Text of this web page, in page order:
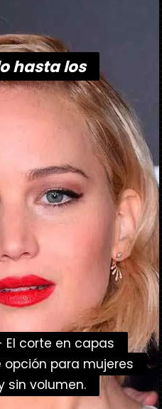
corte en capas
opción para mujeres
sin volumen.
corte en capas
opción para mujeres
sin volumen.
hasta los
hasta los